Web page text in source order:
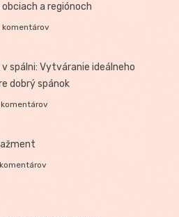
a regiónoch
komentárov
spálni: Vytváranie ideálneho
dobrý spánok
komentárov